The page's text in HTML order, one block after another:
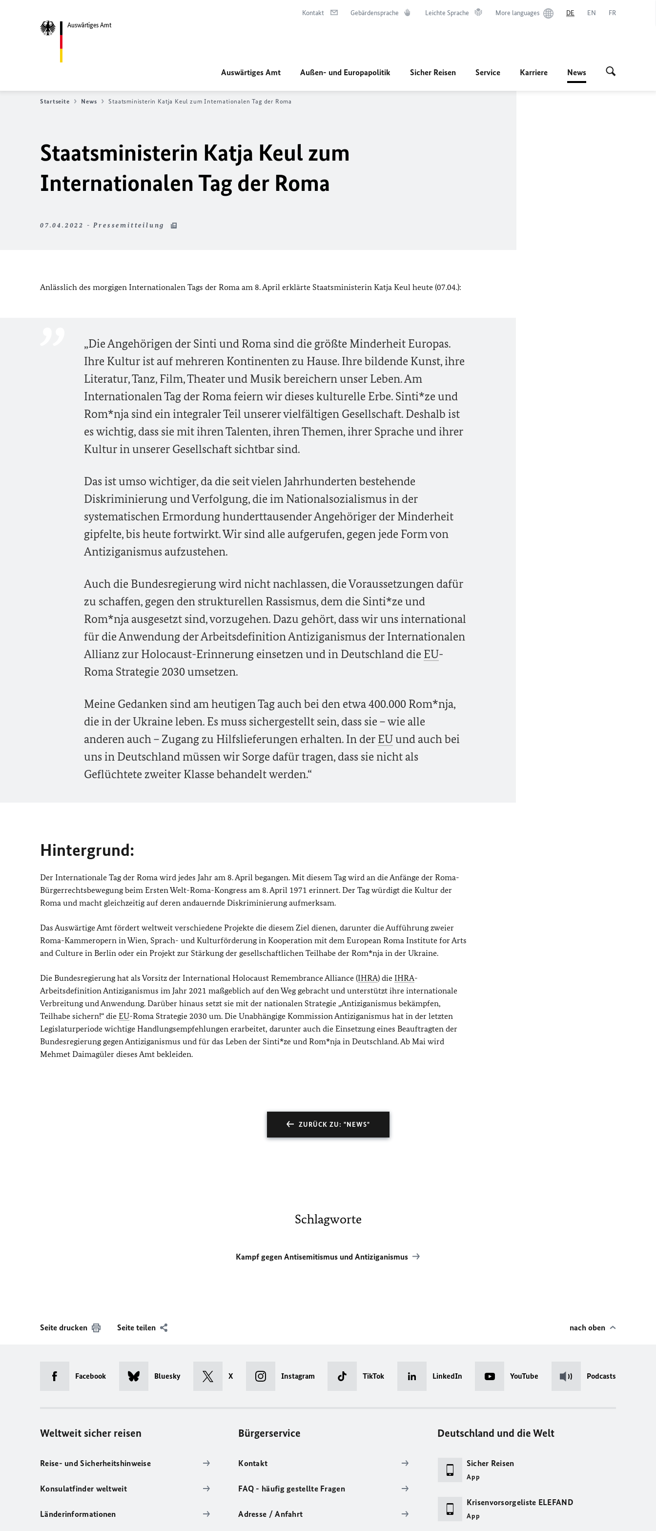
Auswärtiges Amt
Kontakt Gebärdensprache Leichte Sprache More languages DE EN FR
Auswärtiges Amt Außen- und Europapolitik Sicher Reisen Service Karriere News
Startseite News Staatsministerin Katja Keul zum Internationalen Tag der Roma
Staatsministerin Katja Keul zum
Internationalen Tag der Roma
07.04.2022 - Pressemitteilung
Anlässlich des morgigen Internationalen Tags der Roma am 8. April erklärte Staatsministerin Katja Keul heute (07.04.):
„Die Angehörigen der Sinti und Roma sind die größte Minderheit Europas.
Ihre Kultur ist auf mehreren Kontinenten zu Hause. Ihre bildende Kunst, ihre
Literatur, Tanz, Film, Theater und Musik bereichern unser Leben. Am
Internationalen Tag der Roma feiern wir dieses kulturelle Erbe. Sinti*ze und
Rom*nja sind ein integraler Teil unserer vielfältigen Gesellschaft. Deshalb ist
es wichtig, dass sie mit ihren Talenten, ihren Themen, ihrer Sprache und ihrer
Kultur in unserer Gesellschaft sichtbar sind.
Das ist umso wichtiger, da die seit vielen Jahrhunderten bestehende
Diskriminierung und Verfolgung, die im Nationalsozialismus in der
systematischen Ermordung hunderttausender Angehöriger der Minderheit
gipfelte, bis heute fortwirkt. Wir sind alle aufgerufen, gegen jede Form von
Antiziganismus aufzustehen.
Auch die Bundesregierung wird nicht nachlassen, die Voraussetzungen dafür
zu schaffen, gegen den strukturellen Rassismus, dem die Sinti*ze und
Rom*nja ausgesetzt sind, vorzugehen. Dazu gehört, dass wir uns international
für die Anwendung der Arbeitsdefinition Antiziganismus der Internationalen
Allianz zur Holocaust-Erinnerung einsetzen und in Deutschland die EU-
Roma Strategie 2030 umsetzen.
Meine Gedanken sind am heutigen Tag auch bei den etwa 400.000 Rom*nja,
die in der Ukraine leben. Es muss sichergestellt sein, dass sie – wie alle
anderen auch – Zugang zu Hilfslieferungen erhalten. In der EUund auch bei
uns in Deutschland müssen wir Sorge dafür tragen, dass sie nicht als
Geflüchtete zweiter Klasse behandelt werden.“
Hintergrund:
Der Internationale Tag der Roma wird jedes Jahr am 8. April begangen. Mit diesem Tag wird an die Anfänge der Roma-
Bürgerrechtsbewegung beim Ersten Welt-Roma-Kongress am 8. April 1971 erinnert. Der Tag würdigt die Kultur der
Roma und macht gleichzeitig auf deren andauernde Diskriminierung aufmerksam.
Das Auswärtige Amt fördert weltweit verschiedene Projekte die diesem Ziel dienen, darunter die Aufführung zweier
Roma-Kammeropern in Wien, Sprach- und Kulturförderung in Kooperation mit dem European Roma Institute for Arts
and Culture in Berlin oder ein Projekt zur Stärkung der gesellschaftlichen Teilhabe der Rom*nja in der Ukraine.
Die Bundesregierung hat als Vorsitz der International Holocaust Remembrance Alliance (IHRA) die IHRA-
Arbeitsdefinition Antiziganismus im Jahr 2021 maßgeblich auf den Weg gebracht und unterstützt ihre internationale
Verbreitung und Anwendung. Darüber hinaus setzt sie mit der nationalen Strategie „Antiziganismus bekämpfen,
Teilhabe sichern!“ die EU-Roma Strategie 2030 um. Die Unabhängige Kommission Antiziganismus hat in der letzten
Legislaturperiode wichtige Handlungsempfehlungen erarbeitet, darunter auch die Einsetzung eines Beauftragten der
Bundesregierung gegen Antiziganismus und für das Leben der Sinti*ze und Rom*nja in Deutschland. Ab Mai wird
Mehmet Daimagüler dieses Amt bekleiden.
ZURÜCK ZU: "NEWS"
Schlagworte
Kampf gegen Antisemitismus und Antiziganismus
Seite drucken Seite teilen nach oben
Facebook Bluesky X Instagram TikTok LinkedIn YouTube Podcasts
Weltweit sicher reisen
Reise- und Sicherheitshinweise
Konsulatfinder weltweit
Länderinformationen
Bürgerservice
Kontakt
FAQ - häufig gestellte Fragen
Adresse / Anfahrt
Deutschland und die Welt
Sicher Reisen
App
Krisenvorsorgeliste ELEFAND
App